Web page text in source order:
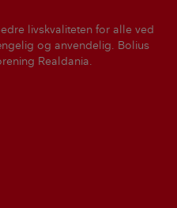
livskvaliteten for alle ved
og anvendelig. Bolius
Realdania.